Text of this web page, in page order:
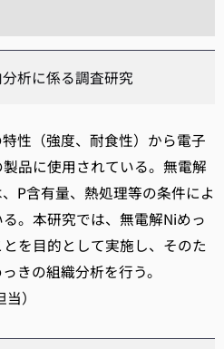
析に係る調査研究
性（強度、耐食性）から電子
品に使用されている。無電解
P含有量、熱処理等の条件によ
。本研究では、無電解Niめっ
を目的として実施し、そのた
きの組織分析を行う。
）